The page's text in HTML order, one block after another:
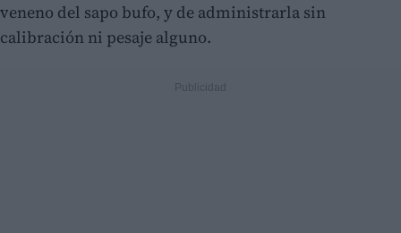
veneno del sapo bufo, y de administrarla sin
calibración ni pesaje alguno.